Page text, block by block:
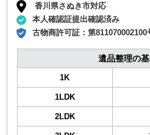
香川県さぬき市対応
本人確認証提出確認済み
古物商許可証：第811070002100
遺品整理の
1K
1LDK
2LDK